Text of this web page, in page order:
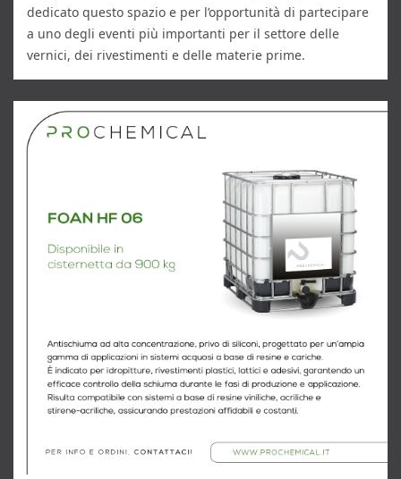
dedicato questo spazio e per l’opportunità di partecipare
a uno degli eventi più importanti per il settore delle
vernici, dei rivestimenti e delle materie prime.